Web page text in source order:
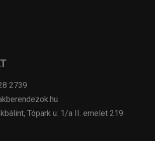
2739
Tópark u. 1/a II. emelet 219.